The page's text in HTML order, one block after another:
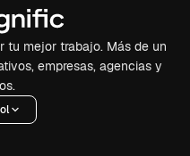
tu mejor trabajo. Más de un
empresas, agencias y